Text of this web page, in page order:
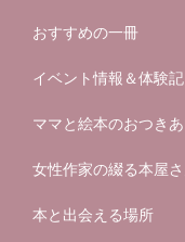
おすすめの一冊
イベント情報＆体験記
ママと絵本のおつき
女性作家の綴る本屋さ
本と出会える場所